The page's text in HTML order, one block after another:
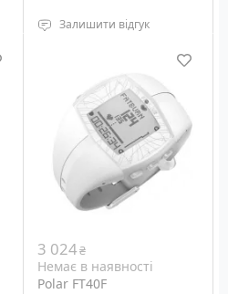
Залишити відгук
Підсвічування дисплея:
світлодіодне
Габарити: з карабіном
45х93мм, без - 45х55 мм
Вага: 57 г
3 024₴
Немає в наявності
Polar FT40F